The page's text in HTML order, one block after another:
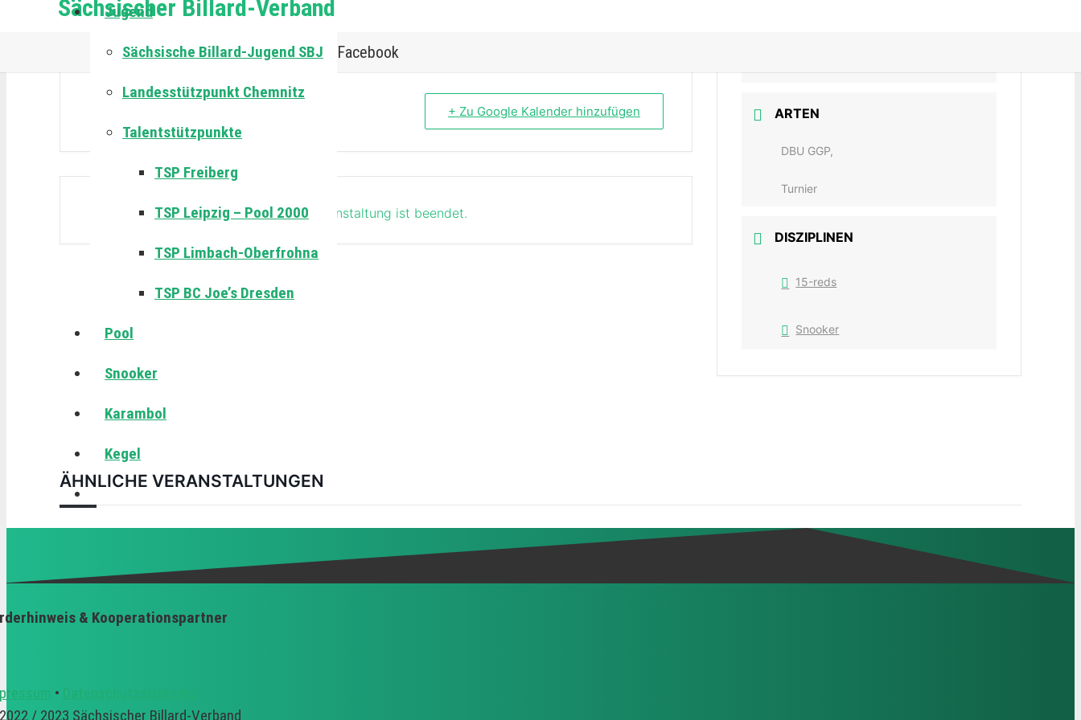
Sächsischer Billard-Verband
Jugend
Sächsische Billard-Jugend SBJ
Landesstützpunkt Chemnitz
Talentstützpunkte
TSP Freiberg
TSP Leipzig – Pool 2000
TSP Limbach-Oberfrohna
TSP BC Joe’s Dresden
Pool
Snooker
Karambol
Kegel
Facebook
+ Zu Google Kalender hinzufügen
Die Veranstaltung ist beendet.
ARTEN
DBU GGP,
Turnier
DISZIPLINEN
15-reds
Snooker
ÄHNLICHE VERANSTALTUNGEN
& Kooperationspartner
• Datenschutzerklärung
/ 2023 Sächsischer Billard-Verband